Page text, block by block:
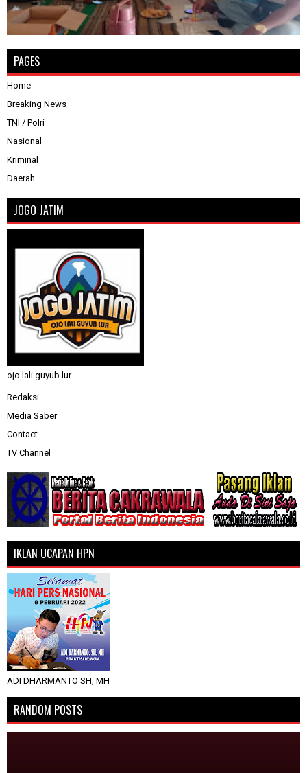
PAGES
Home
Breaking News
TNI / Polri
Nasional
Kriminal
Daerah
JOGO JATIM
ojo lali guyub lur
Redaksi
Media Saber
Contact
TV Channel
IKLAN UCAPAN HPN
ADI DHARMANTO SH, MH
RANDOM POSTS